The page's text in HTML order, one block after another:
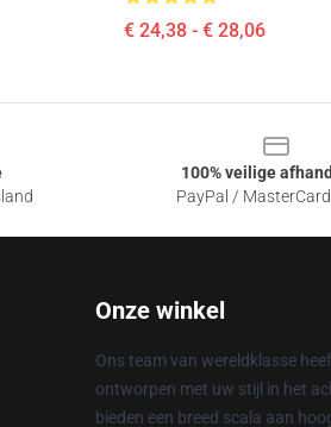
€ 24,38 - € 28,06
100% veilige
PayPal /
Onze winkel
Ons team van wereldklasse
ontworpen met uw stijl in het
bieden een breed scala aan